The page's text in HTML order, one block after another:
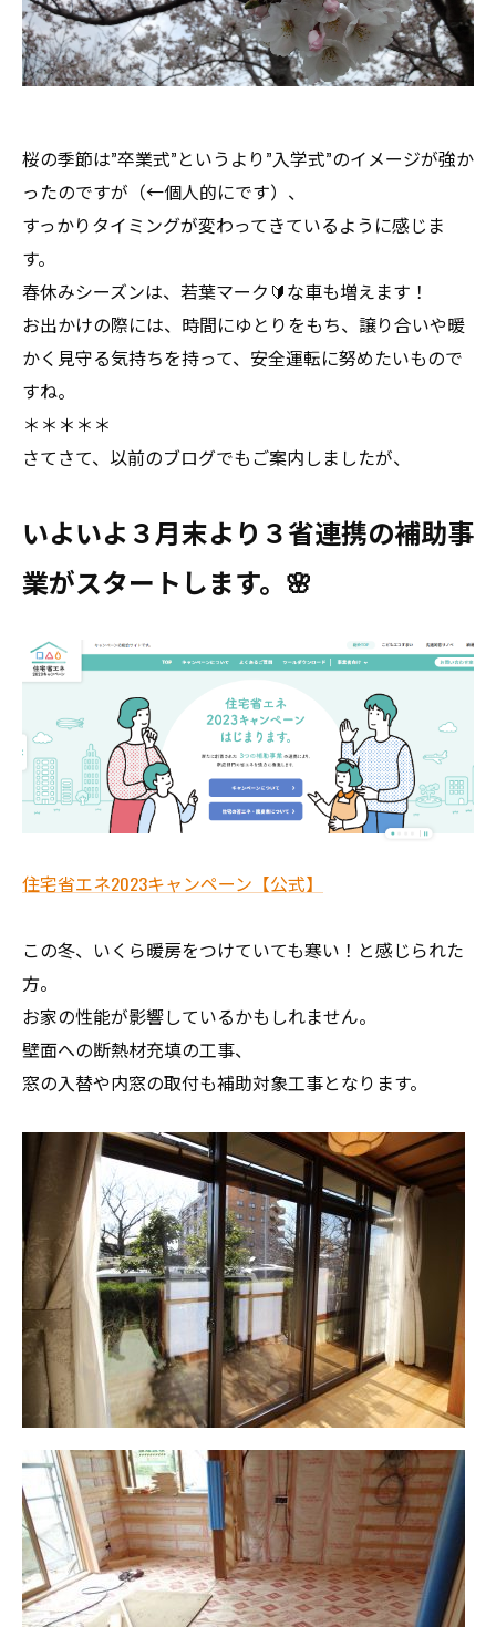
桜の季節は”卒業式”というより”入学式”のイメージが強か
ったのですが（←個人的にです）、
すっかりタイミングが変わってきているように感じま
す。
春休みシーズンは、若葉マーク🔰な車も増えます！
お出かけの際には、時間にゆとりをもち、譲り合いや暖
かく見守る気持ちを持って、安全運転に努めたいもので
すね。
＊＊＊＊＊
さてさて、以前のブログでもご案内しましたが、
いよいよ３月末より３省連携の補助事
業がスタートします。🌸
住宅省エネ2023キャンペーン【公式】
この冬、いくら暖房をつけていても寒い！と感じられた
方。
お家の性能が影響しているかもしれません。
壁面への断熱材充填の工事、
窓の入替や内窓の取付も補助対象工事となります。